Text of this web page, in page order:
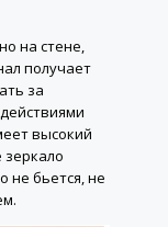
на стене,
получает
за
высокий
не бьется, не